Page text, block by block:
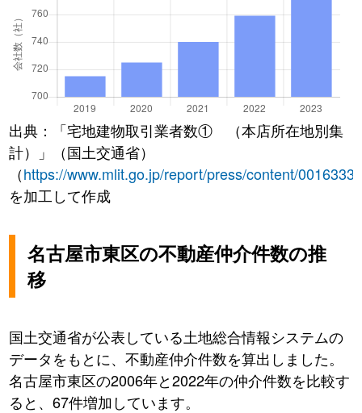
出典：「宅地建物取引業者数① （本店所在地別集
計）」（国土交通省）
（https://www.mlit.go.jp/report/press/content/
を加工して作成
名古屋市東区の不動産仲介件数の推
移
国土交通省が公表している土地総合情報システムの
データをもとに、不動産仲介件数を算出しました。
名古屋市東区の2006年と2022年の仲介件数を比較す
ると、67件増加しています。